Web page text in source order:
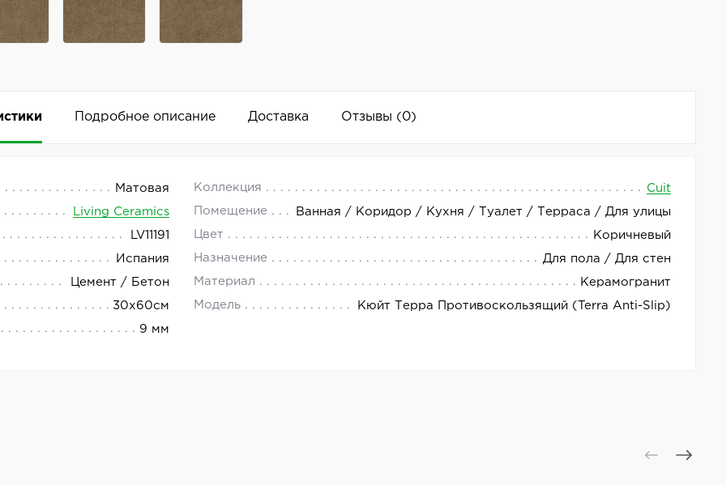
Подробное описание Доставка Отзывы (0)
Матовая Коллекция Cuit
Living Ceramics Помещение Ванная / Коридор / Кухня / Туалет / Терраса / Для улицы
LV11191 Цвет Коричневый
Испания Назначение Для пола / Для стен
Цемент / Бетон Материал Керамогранит
30x60см Модель Кюйт Терра Противоскользящий (Terra Anti-Slip)
9 мм
высококачественный материал, который станет отличным выбором для отделки пола в жилых и
и на кухнях.
Добавить комментарий